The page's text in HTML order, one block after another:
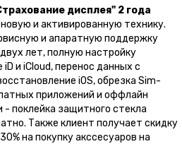
дисплея" 2 года
и активированную технику.
и апаратную поддержку
лет, полную настройку
и iCloud, перенос данных с
iOS, обрезка Sim-
приложений и оффлайн
- поклейка защитного стекла
Также клиент получает скидку
на покупку акссесуаров на